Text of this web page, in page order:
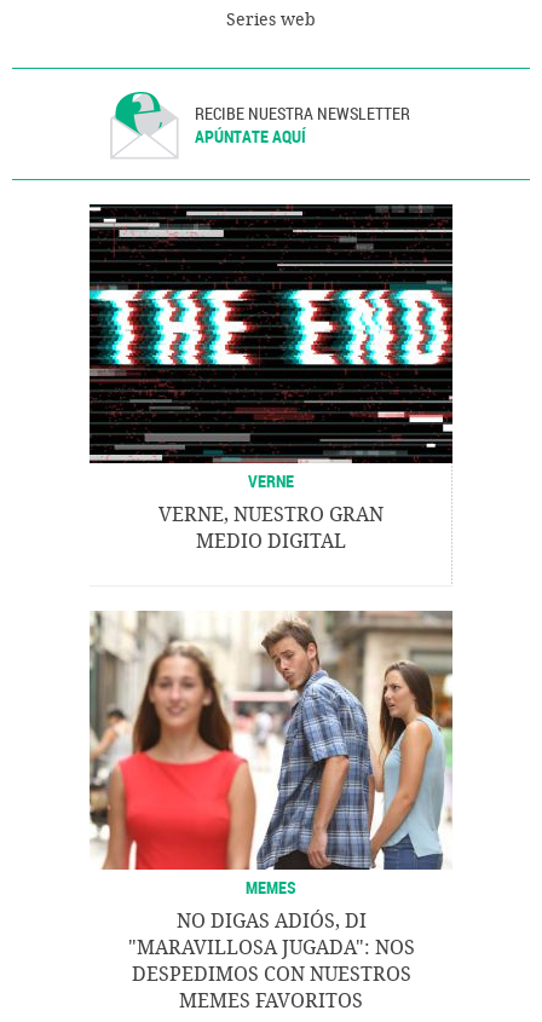
Series web
RECIBE NUESTRA NEWSLETTER
APÚNTATE AQUÍ
VERNE
VERNE, NUESTRO GRAN
MEDIO DIGITAL
MEMES
NO DIGAS ADIÓS, DI
"MARAVILLOSA JUGADA": NOS
DESPEDIMOS CON NUESTROS
MEMES FAVORITOS